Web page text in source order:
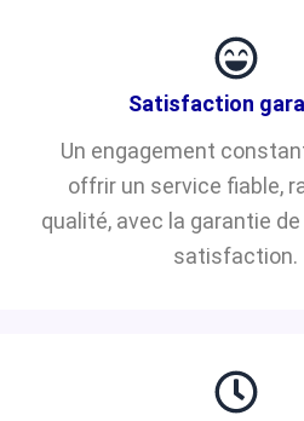
Satisfaction
Un engagement
offrir un service fiable,
qualité, avec la garantie
satisfaction.